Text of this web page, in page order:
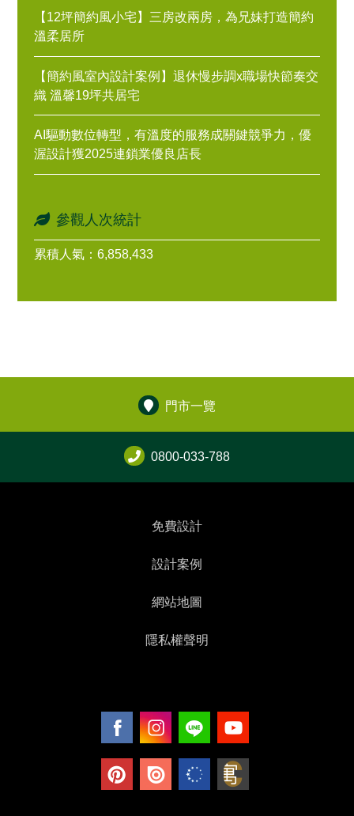
【12坪簡約風小宅】三房改兩房，為兄妹打造簡約
溫柔居所
【簡約風室內設計案例】退休慢步調x職場快節奏交
織 溫馨19坪共居宅
AI驅動數位轉型，有溫度的服務成關鍵競爭力，優
渥設計獲2025連鎖業優良店長
參觀人次統計
累積人氣：6,858,433
門市一覽
0800-033-788
免費設計
設計案例
網站地圖
隱私權聲明